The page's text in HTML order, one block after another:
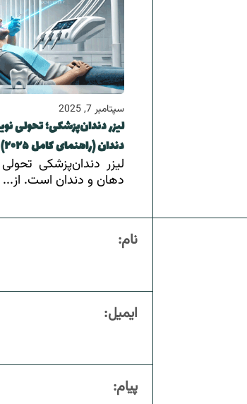
سپتامبر 7, 2025
لیزر دندان‌پزشکی؛ تحولی
دندان (راهنمای کامل ۲۰۲۵)
لیزر دندان‌پزشکی
دهان و دندان است. از...
نام:
ایمیل:
پیام: